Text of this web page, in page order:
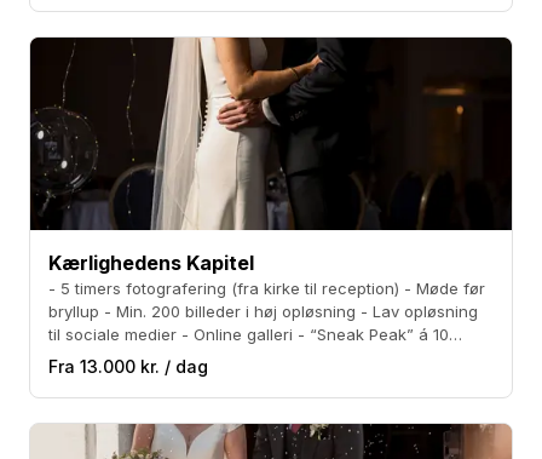
Kærlighedens Kapitel
- 5 timers fotografering (fra kirke til reception) - Møde før
bryllup - Min. 200 billeder i høj opløsning - Lav opløsning
til sociale medier - Online galleri - “Sneak Peak” á 10
billeder indenfor 1 uge.
Fra 13.000 kr. / dag